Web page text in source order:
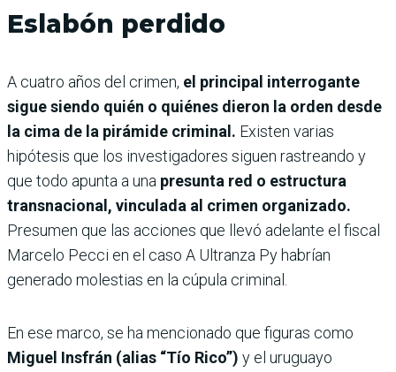
Eslabón perdido
A cuatro años del crimen, el principal interrogante
sigue siendo quién o quiénes dieron la orden desde
la cima de la pirámide criminal. Existen varias
hipótesis que los investigadores siguen rastreando y
que todo apunta a una presunta red o estructura
transnacional, vinculada al crimen organizado.
Presumen que las acciones que llevó adelante el fiscal
Marcelo Pecci en el caso A Ultranza Py habrían
generado molestias en la cúpula criminal.
En ese marco, se ha mencionado que figuras como
Miguel Insfrán (alias “Tío Rico”) y el uruguayo